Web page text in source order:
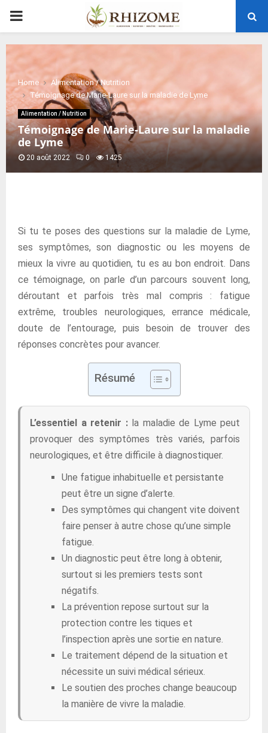
PRIMARY
MENU
Home
Alimentation / Nutrition
Témoignage de Marie-Laure sur la maladie de Lyme
Alimentation / Nutrition
Témoignage de Marie-Laure sur la maladie
de Lyme
20 août 2022 0 1425
Si tu te poses des questions sur la maladie de Lyme,
ses symptômes, son diagnostic ou les moyens de
mieux la vivre au quotidien, tu es au bon endroit. Dans
ce témoignage, on parle d’un parcours souvent long,
déroutant et parfois très mal compris : fatigue
extrême, troubles neurologiques, errance médicale,
doute de l’entourage, puis besoin de trouver des
réponses concrètes pour avancer.
Résumé
L’essentiel a retenir :la maladie de Lyme peut
provoquer des symptômes très variés, parfois
neurologiques, et être difficile à diagnostiquer.
Une fatigue inhabituelle et persistante
peut être un signe d’alerte.
Des symptômes qui changent vite doivent
faire penser à autre chose qu’une simple
fatigue.
Un diagnostic peut être long à obtenir,
surtout si les premiers tests sont
négatifs.
La prévention repose surtout sur la
protection contre les tiques et
l’inspection après une sortie en nature.
Le traitement dépend de la situation et
nécessite un suivi médical sérieux.
Le soutien des proches change beaucoup
la manière de vivre la maladie.